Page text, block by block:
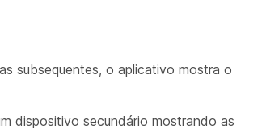
subsequentes, o aplicativo mostra o
dispositivo secundário mostrando as